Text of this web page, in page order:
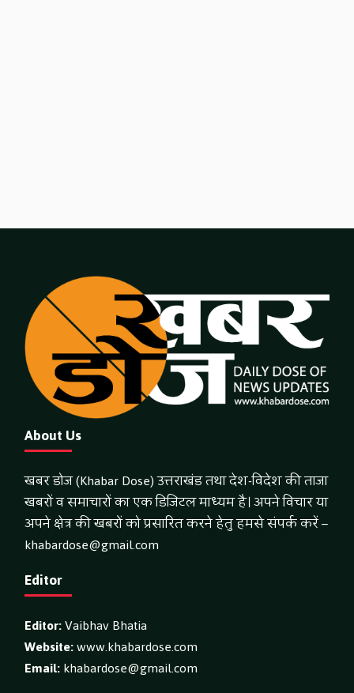
About Us
खबर डोज (Khabar Dose) उत्तराखंड तथा देश-विदेश की ताजा
खबरों व समाचारों का एक डिजिटल माध्यम है। अपने विचार या
अपने क्षेत्र की खबरों को प्रसारित करने हेतु हमसे संपर्क करें –
khabardose@gmail.com
Editor
Editor:Vaibhav Bhatia
Website:www.khabardose.com
Email:khabardose@gmail.com